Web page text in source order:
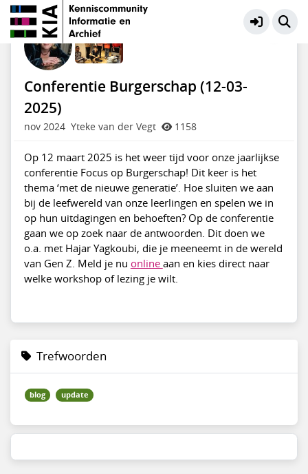
Educatie en Presentatie
Conferentie Burgerschap (12-03-
2025)
nov 2024 Yteke van der Vegt 1158
Op 12 maart 2025 is het weer tijd voor onze jaarlijkse
conferentie Focus op Burgerschap! Dit keer is het
thema ‘met de nieuwe generatie’. Hoe sluiten we aan
bij de leefwereld van onze leerlingen en spelen we in
op hun uitdagingen en behoeften? Op de conferentie
gaan we op zoek naar de antwoorden. Dit doen we
o.a. met Hajar Yagkoubi, die je meeneemt in de wereld
van Gen Z. Meld je nu online aan en kies direct naar
welke workshop of lezing je wilt.
Trefwoorden
blog update